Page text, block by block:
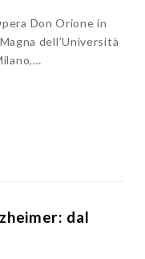
Don Orione in
dell’Università
dal